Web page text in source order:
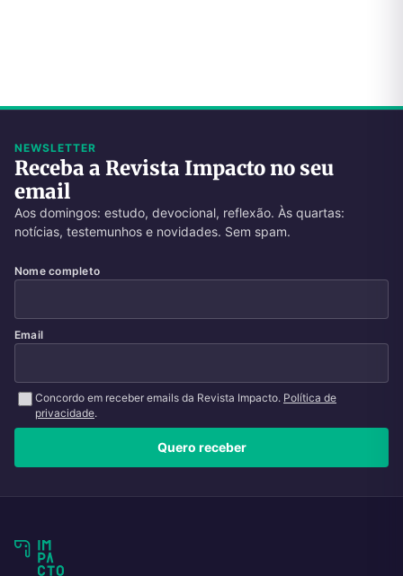
NEWSLETTER
Receba a Revista Impacto no seu
email
Aos domingos: estudo, devocional, reflexão. Às quartas:
notícias, testemunhos e novidades. Sem spam.
Nome completo
Email
Concordo em receber emails da Revista Impacto. Política de
privacidade.
Quero receber